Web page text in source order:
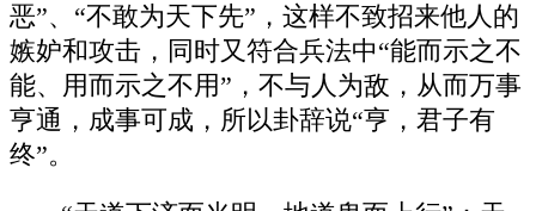
恶”、“不敢为天下先”，这样不致招来他人的
嫉妒和攻击，同时又符合兵法中“能而示之不
能、用而示之不用”，不与人为敌，从而万事
亨通，成事可成，所以卦辞说“亨，君子有
终”。